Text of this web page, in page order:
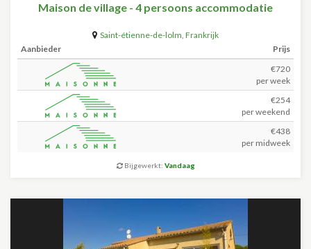
Maison de village - 4 persoons accommodatie
Saint-étienne-de-lolm, Frankrijk
Aanbieder
Prijs
€720
per week
€254
per weekend
€438
per midweek
Bijgewerkt: Vandaag